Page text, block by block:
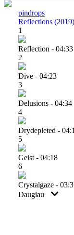
pindrops
Reflections (2019)
1
Reflection - 04:33
2
Dive - 04:23
3
Delusions - 04:34
4
Drydepleted -
5
Geist - 04:18
6
Crystalgaze -
Daugiau